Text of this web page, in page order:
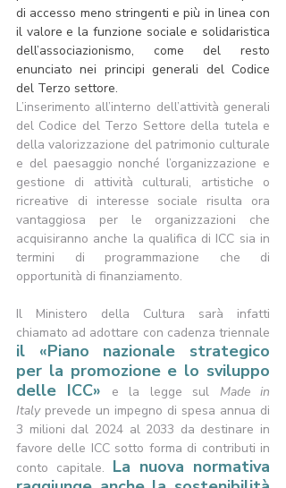
di accesso meno stringenti e più in linea con
il valore e la funzione sociale e solidaristica
dell’associazionismo, come del resto
enunciato nei principi generali del Codice
del Terzo settore.
L’inserimento all’interno dell’attività generali
del Codice del Terzo Settore della tutela e
della valorizzazione del patrimonio culturale
e del paesaggio nonché l’organizzazione e
gestione di attività culturali, artistiche o
ricreative di interesse sociale risulta ora
vantaggiosa per le organizzazioni che
acquisiranno anche la qualifica di ICC sia in
termini di programmazione che di
opportunità di finanziamento.
Il Ministero della Cultura sarà infatti
il «Piano nazionale strategico
per la promozione e lo sviluppo
delle ICC» e la legge sul Made in
Italy prevede un impegno di spesa annua di
3 milioni dal 2024 al 2033 da destinare in
favore delle ICC sotto forma di contributi in
conto capitale. La nuova normativa